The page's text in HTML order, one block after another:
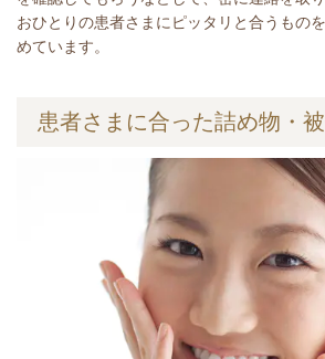
おひとりの患者さまにピッタリと合うもの
めています。
患者さまに合った詰め物・